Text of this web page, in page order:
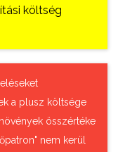
költség
a plusz költsége
összértéke
nem kerül